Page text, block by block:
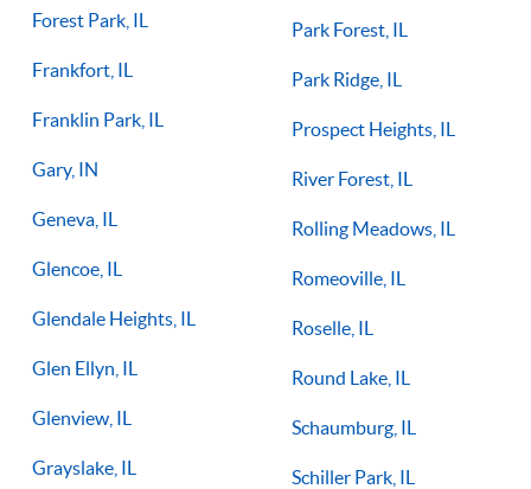
Forest Park, IL
Frankfort, IL
Franklin Park, IL
Gary, IN
Geneva, IL
Glencoe, IL
Glendale Heights, IL
Glen Ellyn, IL
Glenview, IL
Grayslake, IL
Park Forest, IL
Park Ridge, IL
Prospect Heights, IL
River Forest, IL
Rolling Meadows, IL
Romeoville, IL
Roselle, IL
Round Lake, IL
Schaumburg, IL
Schiller Park, IL